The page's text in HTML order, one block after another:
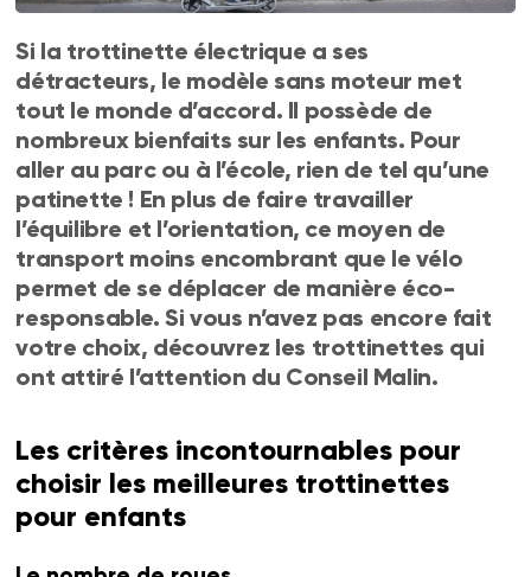
Si la trottinette électrique a ses
détracteurs, le modèle sans moteur met
tout le monde d’accord. Il possède de
nombreux bienfaits sur les enfants. Pour
aller au parc ou à l’école, rien de tel qu’une
patinette ! En plus de faire travailler
l’équilibre et l’orientation, ce moyen de
transport moins encombrant que le vélo
permet de se déplacer de manière éco-
responsable. Si vous n’avez pas encore fait
votre choix, découvrez les trottinettes qui
ont attiré l’attention du Conseil Malin.
Les critères incontournables pour
choisir les meilleures trottinettes
pour enfants